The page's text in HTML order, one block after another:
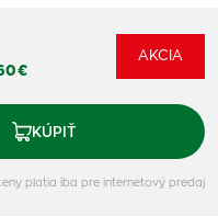
€
AKCIA
KÚPIŤ
platia iba pre internetový predaj